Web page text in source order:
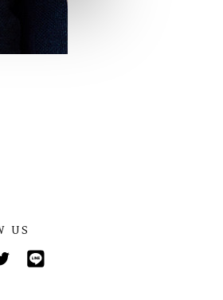
US
Twitter